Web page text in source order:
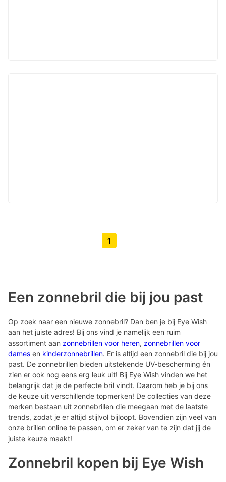
Vorige pagina knop
1
Een zonnebril die bij jou past
Op zoek naar een nieuwe zonnebril? Dan ben je bij Eye Wish
aan het juiste adres! Bij ons vind je namelijk een ruim
assortiment aan zonnebrillen voor heren, zonnebrillen voor
dames en kinderzonnebrillen. Er is altijd een zonnebril die bij jou
past. De zonnebrillen bieden uitstekende UV-bescherming én
zien er ook nog eens erg leuk uit! Bij Eye Wish vinden we het
belangrijk dat je de perfecte bril vindt. Daarom heb je bij ons
de keuze uit verschillende topmerken! De collecties van deze
merken bestaan uit zonnebrillen die meegaan met de laatste
trends, zodat je er altijd stijlvol bijloopt. Bovendien zijn veel van
onze brillen online te passen, om er zeker van te zijn dat jij de
juiste keuze maakt!
Zonnebril kopen bij Eye Wish